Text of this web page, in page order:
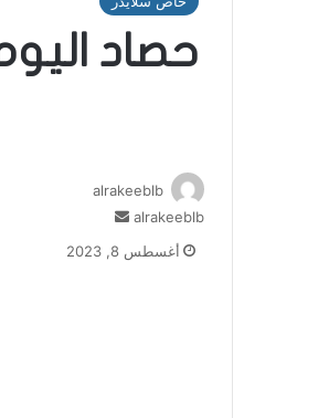
حصاد اليوم
alrakeeblb
alrakeeblb
أرسل
إلكترونيا
أغسطس 8, 2023